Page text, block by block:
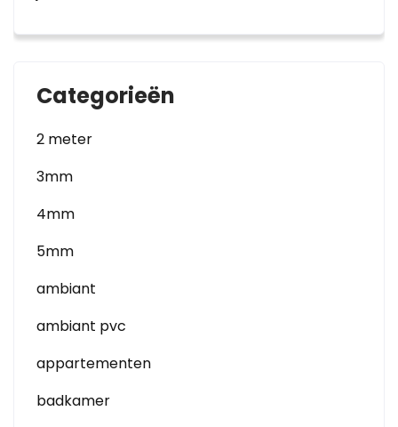
Categorieën
2 meter
3mm
4mm
5mm
ambiant
ambiant pvc
appartementen
badkamer